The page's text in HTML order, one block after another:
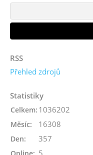
RSS
Přehled zdrojů
Statistiky
Celkem: 1036202
Měsíc: 16308
Den: 357